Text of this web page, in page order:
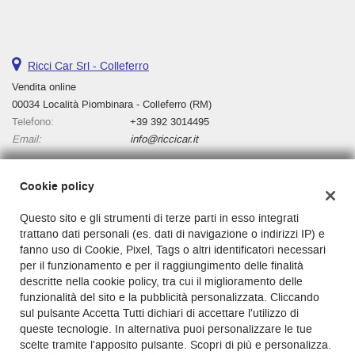
Ricci Car Srl - Colleferro
Vendita online
00034 Località Piombinara - Colleferro (RM)
Telefono:
+39 392 3014495
Email:
info@riccicar.it
Ricci Car Srl
Via Casilina, km 136, Cassino, 03043
C.F/P.IVA:03130000601
Registro delle imprese:Cassino
Cookie policy
Questo sito e gli strumenti di terze parti in esso integrati
trattano dati personali (es. dati di navigazione o indirizzi IP) e
fanno uso di Cookie, Pixel, Tags o altri identificatori necessari
per il funzionamento e per il raggiungimento delle finalità
descritte nella cookie policy, tra cui il miglioramento delle
funzionalità del sito e la pubblicità personalizzata. Cliccando
sul pulsante Accetta Tutti dichiari di accettare l'utilizzo di
queste tecnologie. In alternativa puoi personalizzare le tue
scelte tramite l'apposito pulsante. Scopri di più e personalizza.
Cookie necessari
Cookie delle preferenze
Cookie per il miglioramento dell'esperienza utente
Cookie analitici
Cookie di marketing
Leggi
la
cookie
policy